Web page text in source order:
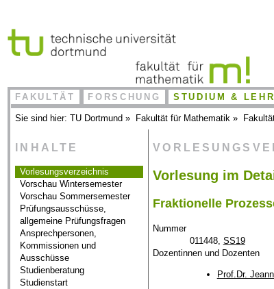
FAKULTÄT FORSCHUNG STUDIUM &
Sie sind hier:TU Dortmund » Fakultät für Mathematik »
INHALTE
Vorlesungsverzeichnis
Vorschau Wintersemester
Vorschau Sommersemester
Prüfungsausschüsse,
allgemeine Prüfungsfragen
Ansprechpersonen,
Kommissionen und
Ausschüsse
Studienberatung
Studienstart
Vorlesung im
Fraktionelle
Nummer
011448, SS19
Dozentinnen und Dozenten
Prof.Dr.